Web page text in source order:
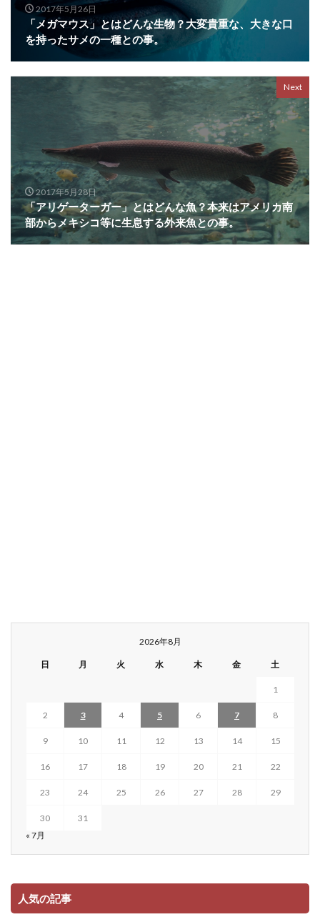
2017年5月26日
「メガマウス」とはどんな生物？大変貴重な、大きな口
を持ったサメの一種との事。
Next
2017年5月28日
「アリゲーターガー」とはどんな魚？本来はアメリカ南
部からメキシコ等に生息する外来魚との事。
2026年8月
日 月 火 水 木 金 土
1
2 3 4 5 6 7 8
9 10 11 12 13 14 15
16 17 18 19 20 21 22
23 24 25 26 27 28 29
30
31
« 7月
人気の記事